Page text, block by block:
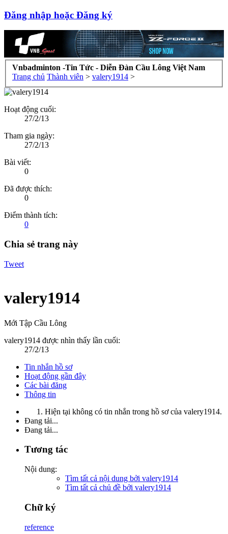
Đăng nhập hoặc Đăng ký
Vnbadminton -Tin Tức - Diễn Đàn Cầu Lông Việt Nam
Trang chủ Thành viên > valery1914 >
Hoạt động cuối:
27/2/13
Tham gia ngày:
27/2/13
Bài viết:
0
Đã được thích:
0
Điểm thành tích:
0
Chia sẻ trang này
Tweet
valery1914
Mới Tập Cầu Lông
valery1914 được nhìn thấy lần cuối:
27/2/13
Tin nhắn hồ sơ
Hoạt động gần đây
Các bài đăng
Thông tin
Hiện tại không có tin nhắn trong hồ sơ của valery1914.
Đang tải...
Đang tải...
Tương tác
Nội dung:
Tìm tất cả nội dung bởi valery1914
Tìm tất cả chủ đề bởi valery1914
Chữ ký
reference